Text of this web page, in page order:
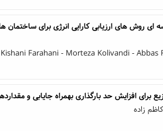
Farahani - Morteza Kolivandi - Abbas
برای افزایش حد بارگذاری بهمراه جایابی و
زاده